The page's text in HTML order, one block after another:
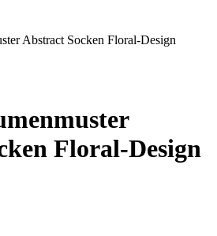
Abstract Socken Floral-Design
Floral-Design